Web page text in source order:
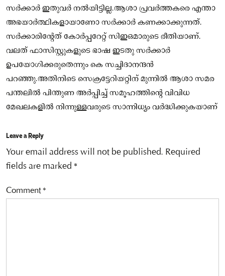
സർക്കാർ ഇതുവർ നൽയിട്ടില്ല.ആശാ പ്രവർത്തകരെ എന്താ
അഭയാർത്ഥികളായാണോ സർക്കാർ കണക്കാക്കുന്നത്.
സർക്കാരിന്റേത് കോർപ്പറേറ്റ് സിഇഒമാരുടെ രീതിയാണ്.
വലത് ഫാസിസ്റ്റുകളുടെ ഭാഷ ഇടതു സർക്കാർ
ഉപയോഗിക്കരുതെന്നും കെ സച്ചിദാനന്ദൻ
പറഞ്ഞു.അതിനിടെ സെക്രട്ടേറിയറ്റിന് മുന്നിൽ ആശാ സമര
പന്തലിൽ പിന്തുണ അർപ്പിച്ച് സമൂഹത്തിന്റെ വിവിധ
മേഖലകളിൽ നിന്നുള്ളവരുടെ സാന്നിധ്യം വർദ്ധിക്കുകയാണ്
Leave a Reply
Your email address will not be published. Required
fields are marked *
Comment*